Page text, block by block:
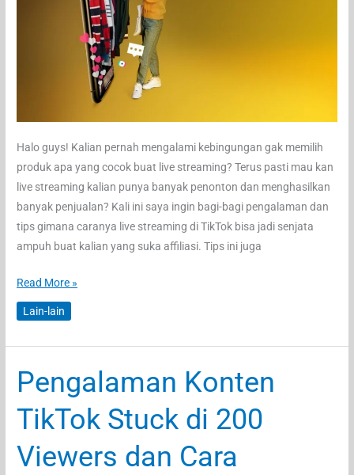
Halo guys! Kalian pernah mengalami kebingungan gak memilih
produk apa yang cocok buat live streaming? Terus pasti mau kan
live streaming kalian punya banyak penonton dan menghasilkan
banyak penjualan? Kali ini saya ingin bagi-bagi pengalaman dan
tips gimana caranya live streaming di TikTok bisa jadi senjata
ampuh buat kalian yang suka affiliasi. Tips ini juga
Gampang
Cuan!
Ini
Produk
dengan
Read More »
Lain-lain
Pengalaman Konten
TikTok Stuck di 200
Viewers dan Cara